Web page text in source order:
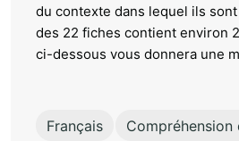
du contexte dans lequel ils
des 22 fiches contient environ
ci-dessous vous donnera une
Français
Compréhension